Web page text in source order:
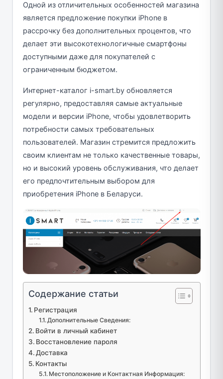
Одной из отличительных особенностей магазина
является предложение покупки iPhone в
рассрочку без дополнительных процентов, что
делает эти высокотехнологичные смартфоны
доступными даже для покупателей с
ограниченным бюджетом.
Интернет-каталог i-smart.by обновляется
регулярно, предоставляя самые актуальные
модели и версии iPhone, чтобы удовлетворить
потребности самых требовательных
пользователей. Магазин стремится предложить
своим клиентам не только качественные товары,
но и высокий уровень обслуживания, что делает
его предпочтительным выбором для
приобретения iPhone в Беларуси.
Содержание статьи
Регистрация
Дополнительные Сведения:
Войти в личный кабинет
Восстановление пароля
Доставка
Контакты
Местоположение и Контактная Информация: